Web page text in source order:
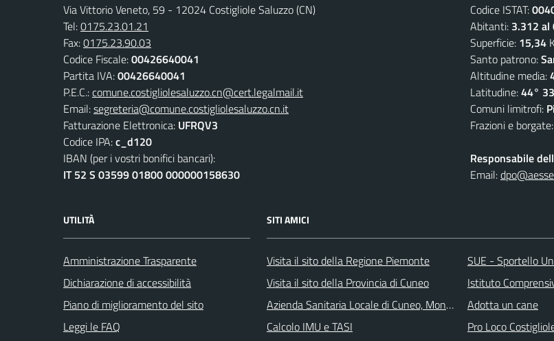
Via Vittorio Veneto, 59 - 12024 Costigliole Saluzzo (CN)
Tel:0175.23.01.21
Fax:0175.23.90.03
Codice Fiscale:00426640041
Partita IVA:00426640041
P.E.C.:comune.costigliolesaluzzo.cn@cert.legalmail.it
Email:segreteria@comune.costigliolesaluzzo.cn.it
Fatturazione Elettronica: UFRQV3
Codice IPA:c_d120
IBAN (per i vostri bonifici bancari):
IT 52 S 03599 01800 000000158630
Codice ISTAT:
Abitanti: 3.312 al
Superficie: 15,34
Santo patrono:
Altitudine media:
Latitudine:44°
Comuni limitrofi:
Frazioni e borgate:
Responsabile
Email:
UTILITÀ
Amministrazione Trasparente
Dichiarazione di accessibilità
Piano di miglioramento del sito
Leggi le FAQ
SITI AMICI
Visita il sito della Regione Piemonte
Visita il sito della Provincia di Cuneo
Azienda Sanitaria Locale di Cuneo, Mondovì e Savigliano
Calcolo IMU e TASI
SUE - Sportello
Istituto
Adotta un cane
Pro Loco